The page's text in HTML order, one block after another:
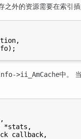
之外的资源需要在索引
>ii_AmCache中。
*stats,
callback,